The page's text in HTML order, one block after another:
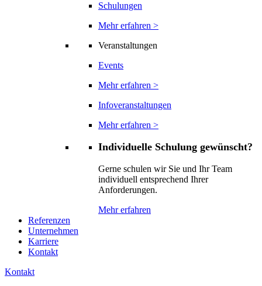
Schulungen
Mehr erfahren >
Veranstaltungen
Events
Mehr erfahren >
Infoveranstaltungen
Mehr erfahren >
Individuelle Schulung gewünscht?
Gerne schulen wir Sie und Ihr Team
individuell entsprechend Ihrer
Anforderungen.
Mehr erfahren
Referenzen
Unternehmen
Karriere
Kontakt
Kontakt